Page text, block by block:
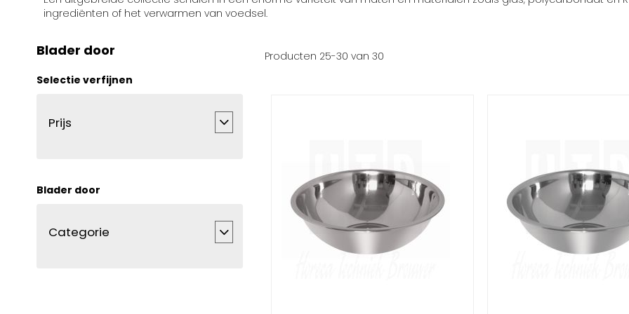
ingrediënten of het verwarmen van voedsel.
Blader door
Selectie verfijnen
Prijs
Blader door
Categorie
Producten 25-30 van30